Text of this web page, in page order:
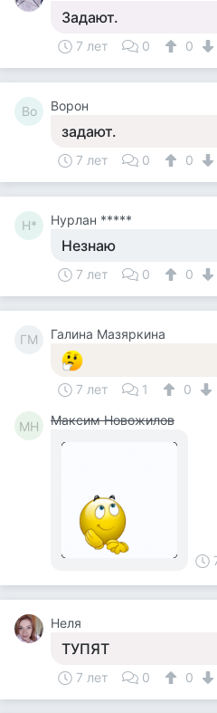
Задают.
7 лет 0 0
Во Ворон
задают.
7 лет 0 0
Н* Нурлан *****
Незнаю
7 лет 0 0
ГМ Галина Мазяркина
7 лет 1 0
МН Максим Новожилов
Неля
ТУПЯТ
7 лет 0 0